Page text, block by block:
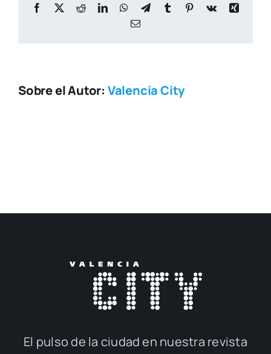
Facebook
X RedditLinkedInWhatsApp
TelegramTumblr Pinterest
Vk
Xing
Correo
Sobre el Autor: Valencia City
El pul­so de la ciu­dad en nues­tra revis­ta